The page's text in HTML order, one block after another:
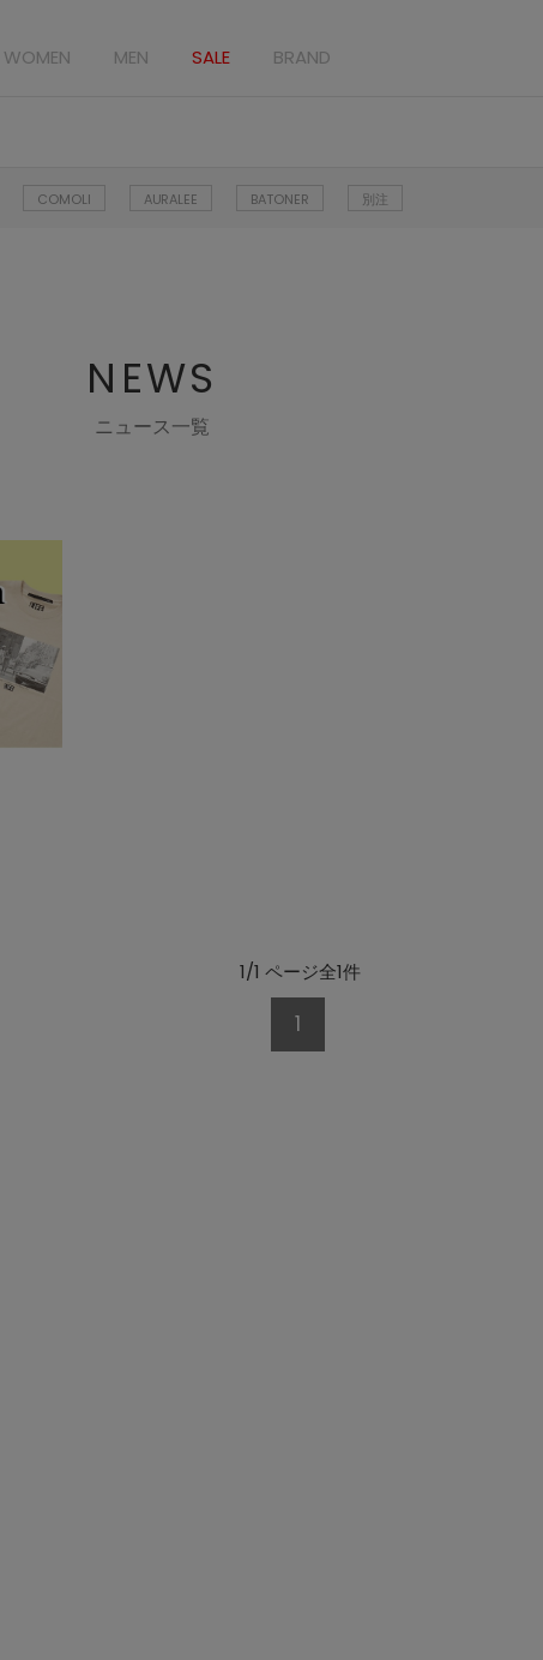
WOMEN MEN SALE BRAND
COMOLI AURALEE BATONER 別注
NEWS
ニュース一覧
1/1 ページ全1件
1